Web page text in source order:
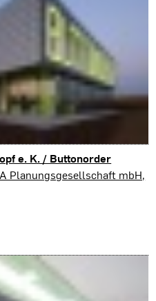
e. K. / Buttonorder
Planungsgesellschaft mbH,